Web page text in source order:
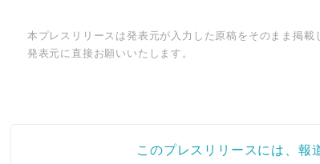
本プレスリリースは発表元が入力した原稿をそのまま掲
発表元に直接お願いいたします。
このプレスリリースには、報